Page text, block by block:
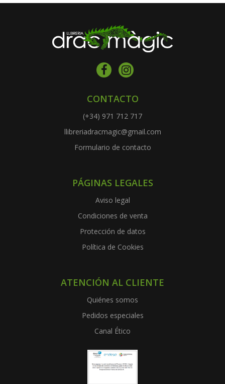
CONTACTO
(+34) 971 712 717
llibreriadracmagic@gmail.com
Formulario de contacto
PÁGINAS LEGALES
Aviso legal
Condiciones de venta
Protección de datos
Política de Cookies
ATENCIÓN AL CLIENTE
Quiénes somos
Pedidos especiales
Canal Ético